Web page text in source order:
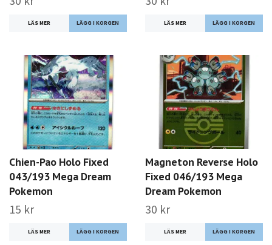
LÄS MER LÄS MER
Chien-Pao Holo Fixed
043/193 Mega Dream
Pokemon
15 kr
LÄS MER
Magneton Reverse Holo
Fixed 046/193 Mega
Dream Pokemon
30 kr
LÄS MER